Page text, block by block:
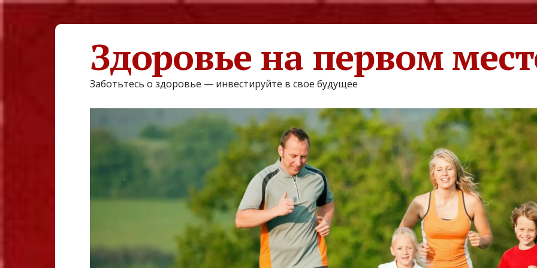
Здоровье на первом
Заботьтесь о здоровье — инвестируйте в свое будущее